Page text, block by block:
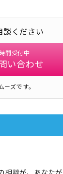
談ください
間受付中
い合わせ
ズです。